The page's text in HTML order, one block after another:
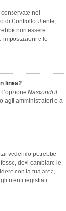
nel
di Controllo Utente;
non essere
impostazioni e le
linea?
l’opzione Nascondi il
agli amministratori e a
vedendo potrebbe
devi cambiare le
con la tua area,
utenti registrati